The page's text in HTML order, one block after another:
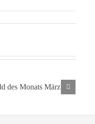
Bild des Monats